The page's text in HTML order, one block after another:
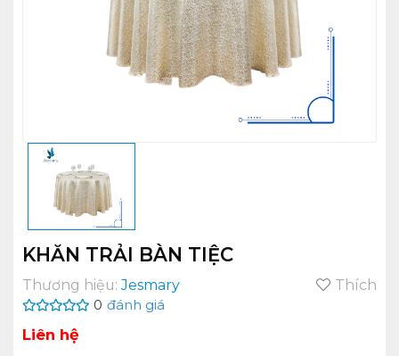
KHĂN TRẢI BÀN TIỆC
Thương hiệu:Jesmary Thích
0 đánh giá
Liên hệ